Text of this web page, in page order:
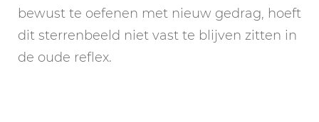
bewust te oefenen met nieuw gedrag, hoeft
dit sterrenbeeld niet vast te blijven zitten in
de oude reflex.